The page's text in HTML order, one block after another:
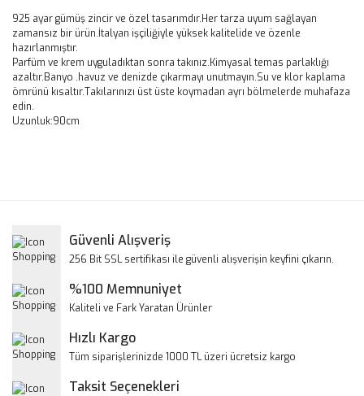
925 ayar gümüş zincir ve özel tasarımdır.Her tarza uyum sağlayan
zamansız bir ürün.İtalyan işçiliğiyle yüksek kalitelide ve özenle
hazırlanmıştır.
Parfüm ve krem uyguladıktan sonra takınız.Kimyasal temas parlaklığı
azaltır.Banyo .havuz ve denizde çıkarmayı unutmayın.Su ve klor kaplama
ömrünü kısaltır.Takılarınızı üst üste koymadan ayrı bölmelerde muhafaza
edin.
Uzunluk:90cm
Yorum Yaz
Ürün resmi kalitesiz, bozuk veya görüntülenemiyor.
Ürün bilgilerinde hatalar bulunuyor.
Bu ürüne benzer farklı alternatifler olmalı.
Güvenli Alışveriş
256 Bit SSL sertifikası ile güvenli alışverişin keyfini çıkarın.
%100 Memnuniyet
Kaliteli ve Fark Yaratan Ürünler
Hızlı Kargo
Tüm siparişlerinizde 1000 TL üzeri ücretsiz kargo
Taksit Seçenekleri